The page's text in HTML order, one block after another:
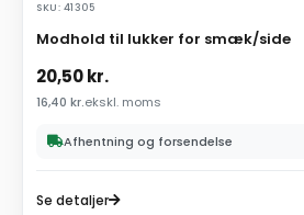
SKU: 41305
Modhold til lukker for smæk/side
20,50kr.
16,40 kr.ekskl. moms
Afhentning og forsendelse
Se detaljer